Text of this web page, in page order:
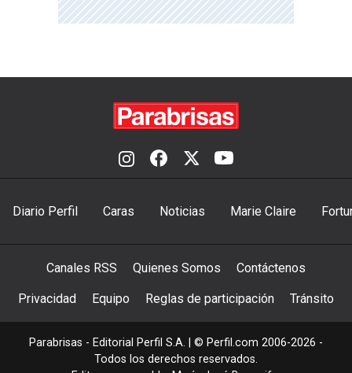
Diario Perfil Caras Noticias Marie Claire
Canales RSS Quienes Somos Contáctenos
Privacidad Equipo Reglas de participación Tránsito
Parabrisas - Editorial Perfil S.A. | © Perfil.com 2006-2026 -
Todos los derechos reservados.